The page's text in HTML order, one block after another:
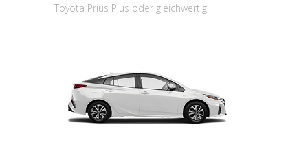
Toyota Prius Plus oder gleichwertig